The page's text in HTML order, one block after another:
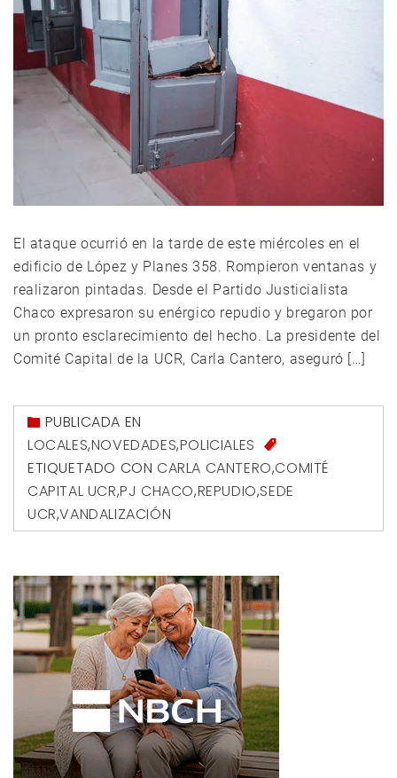
El ataque ocurrió en la tarde de este miércoles en el
edificio de López y Planes 358. Rompieron ventanas y
realizaron pintadas. Desde el Partido Justicialista
Chaco expresaron su enérgico repudio y bregaron por
un pronto esclarecimiento del hecho. La presidente del
Comité Capital de la UCR, Carla Cantero, aseguró […]
PUBLICADA EN
LOCALES,NOVEDADES,POLICIALES
ETIQUETADO CON CARLA CANTERO,COMITÉ
CAPITAL UCR,PJ CHACO,REPUDIO,SEDE
UCR,VANDALIZACIÓN